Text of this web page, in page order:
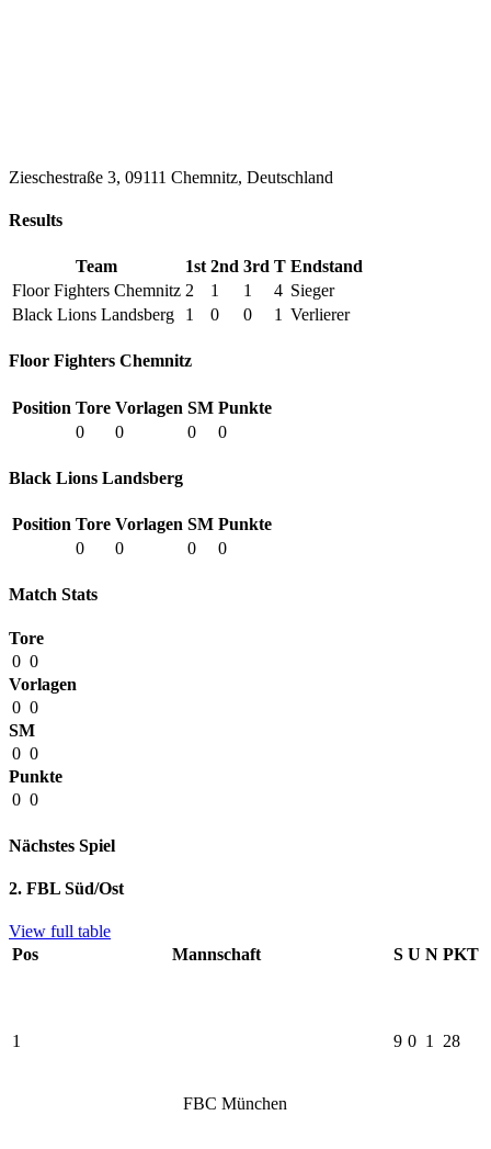
Zieschestraße 3, 09111 Chemnitz, Deutschland
Results
Team 1st 2nd 3rd T Endstand
Floor Fighters Chemnitz 2 1 1 4 Sieger
Black Lions Landsberg
1 0 0 1 Verlierer
Floor Fighters Chemnitz
Position Tore Vorlagen SM Punkte
0
0 0 0
Black Lions Landsberg
Position Tore Vorlagen SM Punkte
0
0 0 0
Match Stats
Tore
0 0
Vorlagen
0 0
SM
0 0
Punkte
0 0
Nächstes Spiel
2. FBL Süd/Ost
View full table
Pos
Mannschaft S U N PKT
1
FBC München
9 0 1 28